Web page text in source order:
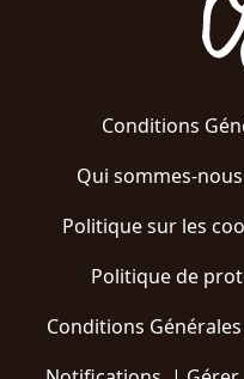
Conditions
Qui sommes-nous
Politique sur les
Politique de
Conditions